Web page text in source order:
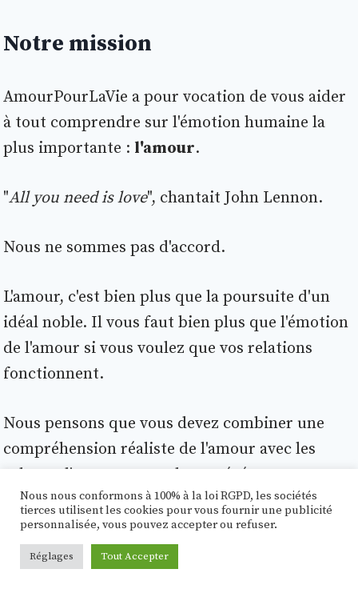
Notre mission
AmourPourLaVie a pour vocation de vous aider
à tout comprendre sur l'émotion humaine la
plus importante : l'amour.
"All you need is love", chantait John Lennon.
Nous ne sommes pas d'accord.
L'amour, c'est bien plus que la poursuite d'un
idéal noble. Il vous faut bien plus que l'émotion
de l'amour si vous voulez que vos relations
fonctionnent.
Nous pensons que vous devez combiner une
compréhension réaliste de l'amour avec les
valeurs d'engagement, de persévérance et
d'humilité.
À PROPOS
Nous nous conformons à 100% à la loi RGPD, les sociétés
tierces utilisent les cookies pour vous fournir une publicité
personnalisée, vous pouvez accepter ou refuser.
Réglages Tout Accepter